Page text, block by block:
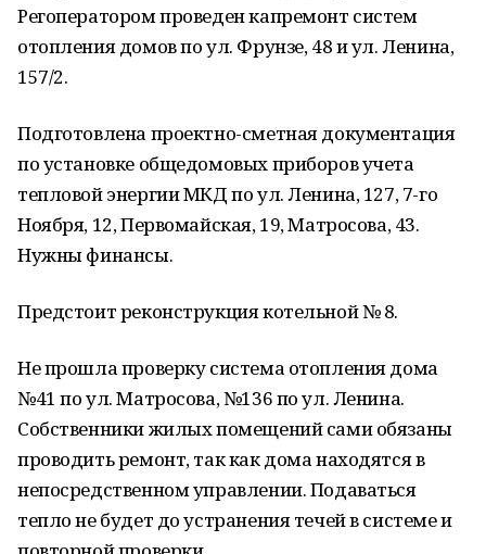
Регоператором проведен капремонт систем
отопления домов по ул. Фрунзе, 48 и ул. Ленина,
157/2.
Подготовлена проектно-сметная документация
по установке общедомовых приборов учета
тепловой энергии МКД по ул. Ленина, 127, 7-го
Ноября, 12, Первомайская, 19, Матросова, 43.
Нужны финансы.
Предстоит реконструкция котельной № 8.
Не прошла проверку система отопления дома
№41 по ул. Матросова, №136 по ул. Ленина.
Собственники жилых помещений сами обязаны
проводить ремонт, так как дома находятся в
непосредственном управлении. Подаваться
тепло не будет до устранения течей в системе и